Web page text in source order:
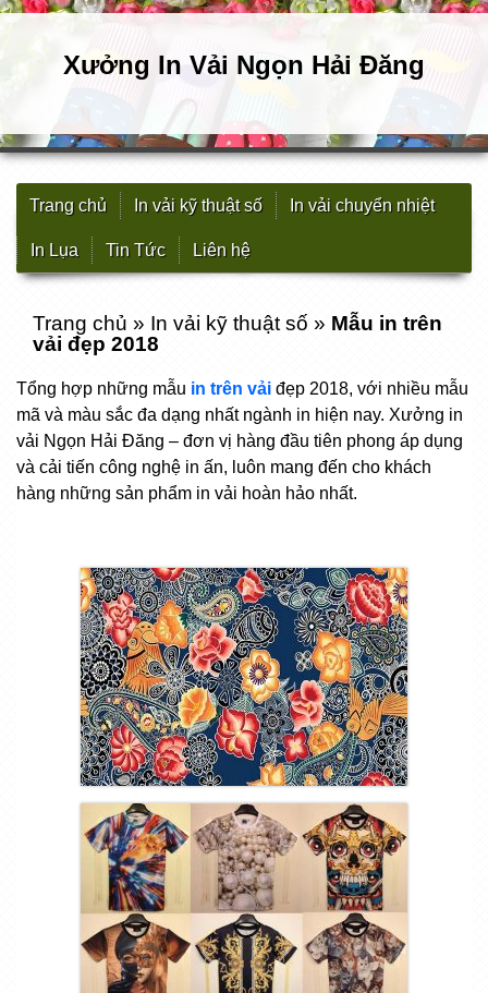
Xưởng In Vải Ngọn Hải Đăng
Trang chủ In vải kỹ thuật số In vải chuyển nhiệt
In Lụa Tin Tức Liên hệ
Trang chủ » In vải kỹ thuật số » Mẫu in trên
vải đẹp 2018
Tổng hợp những mẫu in trên vải đẹp 2018, với nhiều mẫu
mã và màu sắc đa dạng nhất ngành in hiện nay. Xưởng in
vải Ngọn Hải Đăng – đơn vị hàng đầu tiên phong áp dụng
và cải tiến công nghệ in ấn, luôn mang đến cho khách
hàng những sản phẩm in vải hoàn hảo nhất.